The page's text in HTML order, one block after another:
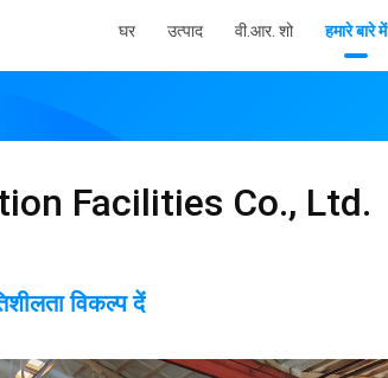
घर उत्पाद वी.आर. शो हमारे बारे में
Facilities Co., Ltd.
विकल्प दें